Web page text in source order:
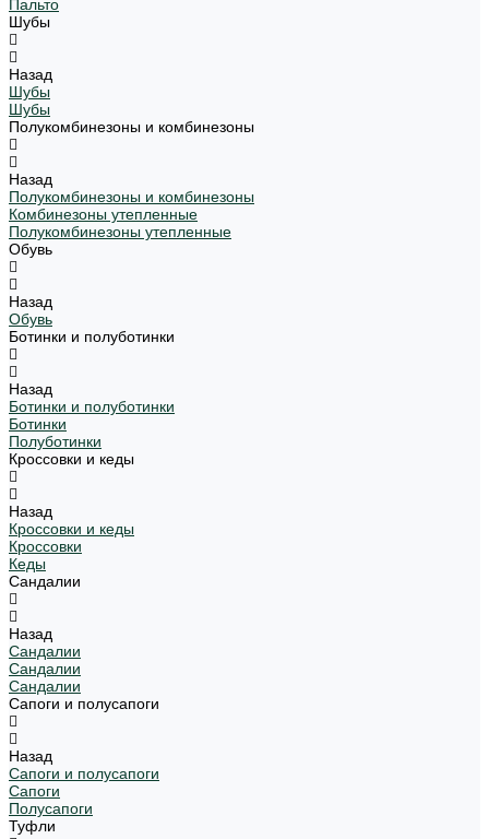
Пальто
Шубы
Назад
Шубы
Шубы
Полукомбинезоны и комбинезоны
Назад
Полукомбинезоны и комбинезоны
Комбинезоны утепленные
Полукомбинезоны утепленные
Обувь
Назад
Обувь
Ботинки и полуботинки
Назад
Ботинки и полуботинки
Ботинки
Полуботинки
Кроссовки и кеды
Назад
Кроссовки и кеды
Кроссовки
Кеды
Сандалии
Назад
Сандалии
Сандалии
Сандалии
Сапоги и полусапоги
Назад
Сапоги и полусапоги
Сапоги
Полусапоги
Туфли